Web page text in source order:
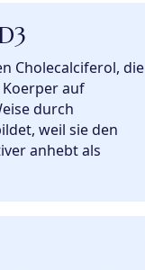
Cholecalciferol, die
auf
durch
weil sie den
anhebt als